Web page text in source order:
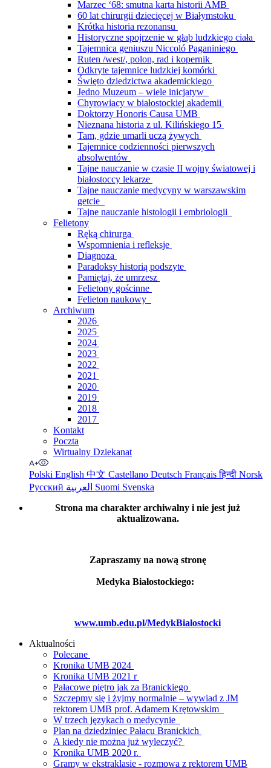
Marzec ‘68: smutna karta historii AMB
60 lat chirurgii dziecięcej w Białymstoku
Krótka historia rezonansu
Historyczne spojrzenie w głąb ludzkiego ciała
Tajemnica geniuszu Niccoló Paganiniego
Ruten /west/, polon, rad i kopernik
Odkryte tajemnice ludzkiej komórki
Święto dziedzictwa akademickiego
Jedno Muzeum – wiele inicjatyw
Chyrowiacy w białostockiej akademii
Doktorzy Honoris Causa UMB
Nieznana historia z ul. Kilińskiego 15
Tam, gdzie umarli uczą żywych
Tajemnice codzienności pierwszych
absolwentów
Tajne nauczanie w czasie II wojny światowej i
białostoccy lekarze
Tajne nauczanie medycyny w warszawskim
getcie
Tajne nauczanie histologii i embriologii
Felietony
Ręką chirurga
Wspomnienia i refleksje
Diagnoza
Paradoksy historią podszyte
Pamiętaj, że umrzesz
Felietony gościnne
Felieton naukowy
Archiwum
2026
2025
2024
2023
2022
2021
2020
2019
2018
2017
Kontakt
Poczta
Wirtualny Dziekanat
Polski English 中文 Castellano Deutsch Françaisहिन्दी Norsk
Русский
Suomi Svenska
Strona ma charakter archiwalny i nie jest już
aktualizowana.
Zapraszamy na nową stronę
Medyka Białostockiego:
www.umb.edu.pl/MedykBialostocki
Aktualności
Polecane
Kronika UMB 2024
Kronika UMB 2021 r
Pałacowe piętro jak za Branickiego
Szczepmy się i żyjmy normalnie – wywiad z JM
rektorem UMB prof. Adamem Krętowskim
W trzech językach o medycynie
Plan na dziedziniec Pałacu Branickich
A kiedy nie można już wyleczyć?
Kronika UMB 2020 r.
Gramy w ekstraklasie - rozmowa z rektorem UMB